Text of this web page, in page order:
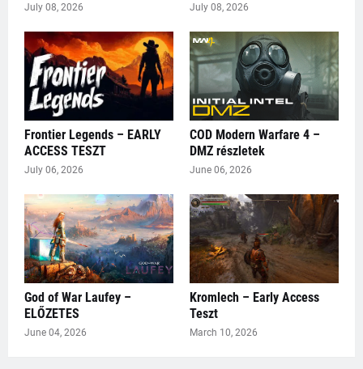
July 08, 2026 July 08, 2026
Frontier Legends – EARLY
ACCESS TESZT
July 06, 2026
COD Modern Warfare 4 –
DMZ részletek
June 06, 2026
God of War Laufey –
ELŐZETES
June 04, 2026
Kromlech – Early Access
Teszt
March 10, 2026